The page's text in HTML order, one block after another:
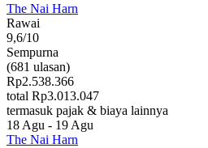
The Nai Harn
Rawai
9,6/10
Sempurna
(681 ulasan)
Rp2.538.366
total Rp3.013.047
termasuk pajak & biaya lainnya
18 Agu - 19 Agu
The Nai Harn